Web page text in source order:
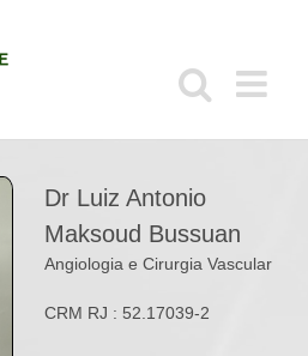
Dr Luiz Antonio
Maksoud Bussuan
Angiologia e Cirurgia Vascular
CRM RJ : 52.17039-2